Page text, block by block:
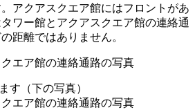
アクアスクエア館にはフロントがあ
ワー館とアクアスクエア館の連絡通
距離ではありません。
す（下の写真）